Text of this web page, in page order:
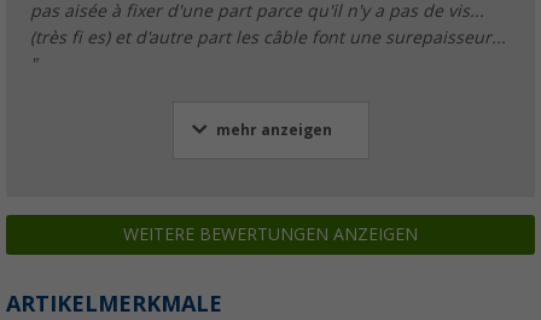
pas aisée à fixer d'une part parce qu'il n'y a pas de vis...
(très fi es) et d'autre part les câble font une surepaisseur...
"
mehr anzeigen
WEITERE BEWERTUNGEN ANZEIGEN
ARTIKELMERKMALE